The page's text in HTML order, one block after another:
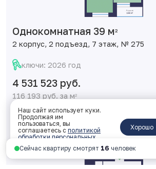
Однокомнатная 39 м2
2 корпус, 2 подъезд, 7 этаж, № 275
ключи: 2026 год
4 531 523 руб.
116 193 руб. за м2
Смотреть планировку
Сейчас квартиру смотрят 16 человек
Наш сайт использует куки.
Продолжая им
пользоваться, вы
соглашаетесь с политикой
обработки персональных
данных
Хорошо